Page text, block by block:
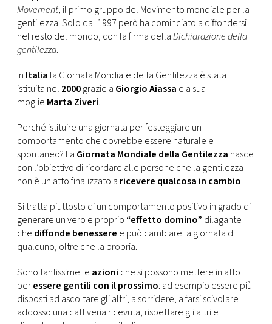
RMC
CONSIGLIA
Movement, il primo gruppo del Movimento mondiale per la
gentilezza. Solo dal 1997 però ha cominciato a diffondersi
nel resto del mondo, con la firma dellaDichiarazione della
gentilezza.
In Italia la Giornata Mondiale della Gentilezza è stata
istituita nel 2000grazie a Giorgio Aiassa e a sua
moglie Marta Ziveri.
Perché istituire una giornata per festeggiare un
comportamento che dovrebbe essere naturale e
spontaneo? La Giornata Mondiale della Gentilezza nasce
con l’obiettivo di ricordare alle persone che la gentilezza
non è un atto finalizzato a ricevere qualcosa in cambio.
Si tratta piuttosto di un comportamento positivo in grado di
generare un vero e proprio “effetto domino” dilagante
che diffonde benessere e può cambiare la giornata di
qualcuno, oltre che la propria.
Sono tantissime le azioni che si possono mettere in atto
peressere gentili con il prossimo: ad esempio essere più
disposti ad ascoltare gli altri, a sorridere, a farsi scivolare
addosso una cattiveria ricevuta, rispettare gli altri e